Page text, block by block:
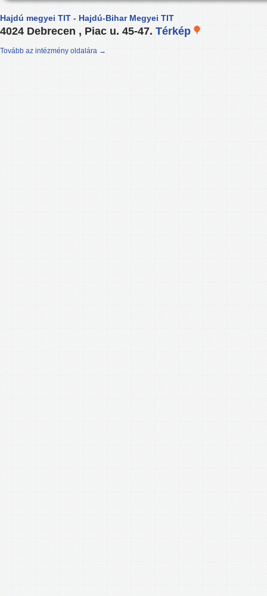
Hajdú megyei TIT - Hajdú-Bihar Megyei TIT
4024 Debrecen , Piac u. 45-47. Térkép
Tovább az intézmény oldalára →